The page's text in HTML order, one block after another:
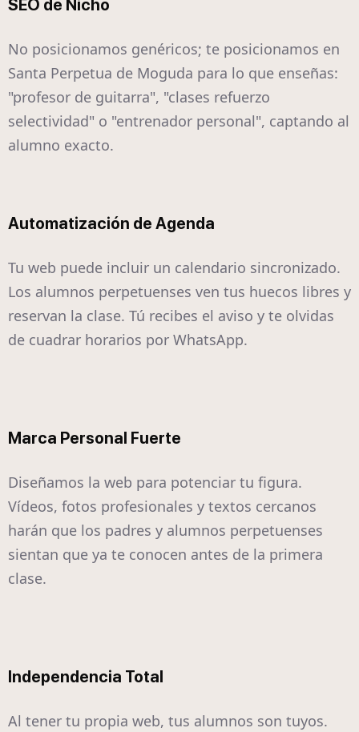
SEO de Nicho
No posicionamos genéricos; te posicionamos en
Santa Perpetua de Moguda para lo que enseñas:
"profesor de guitarra", "clases refuerzo
selectividad" o "entrenador personal", captando al
alumno exacto.
Automatización de Agenda
Tu web puede incluir un calendario sincronizado.
Los alumnos perpetuenses ven tus huecos libres y
reservan la clase. Tú recibes el aviso y te olvidas
de cuadrar horarios por WhatsApp.
Marca Personal Fuerte
Diseñamos la web para potenciar tu figura.
Vídeos, fotos profesionales y textos cercanos
harán que los padres y alumnos perpetuenses
sientan que ya te conocen antes de la primera
clase.
Independencia Total
Al tener tu propia web, tus alumnos son tuyos.